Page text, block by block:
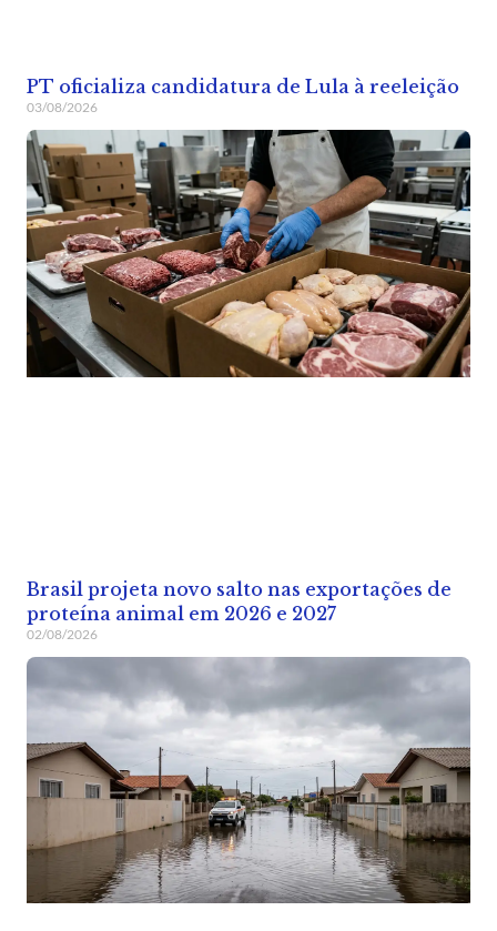
PT oficializa candidatura de Lula à reeleição
03/08/2026
Brasil projeta novo salto nas exportações de
proteína animal em 2026 e 2027
02/08/2026